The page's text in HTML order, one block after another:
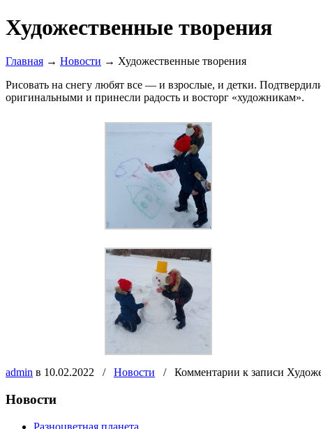
Художественные творения
Главная → Новости → Художественные творения
Рисовать на снегу любят все — и взрослые, и детки.
оригинальными и принесли радость и восторг «художникам».
admin в 10.02.2022 / Новости / Комментарии к записи
Новости
Разноцветная планета